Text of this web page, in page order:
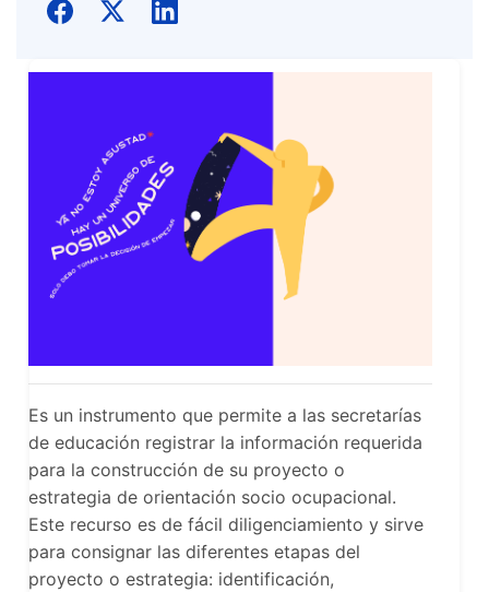
Es un instrumento que permite a las secretarías
de educación registrar la información requerida
para la construcción de su proyecto o
estrategia de orientación socio ocupacional.
Este recurso es de fácil diligenciamiento y sirve
para consignar las diferentes etapas del
proyecto o estrategia: identificación,